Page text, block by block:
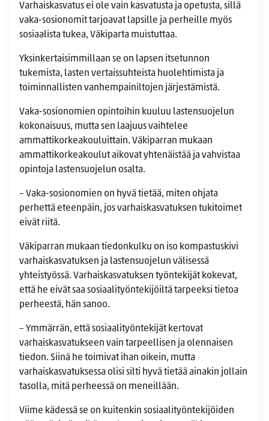
Varhaiskasvatus ei ole vain kasvatusta ja opetusta, sillä
vaka-sosionomit tarjoavat lapsille ja perheille myös
sosiaalista tukea, Väkiparta muistuttaa.
Yksinkertaisimmillaan se on lapsen itsetunnon
tukemista, lasten vertaissuhteista huolehtimista ja
toiminnallisten vanhempainiltojen järjestämistä.
Vaka-sosionomien opintoihin kuuluu lastensuojelun
kokonaisuus, mutta sen laajuus vaihtelee
ammattikorkeakouluittain. Väkiparran mukaan
ammattikorkeakoulut aikovat yhtenäistää ja vahvistaa
opintoja lastensuojelun osalta.
– Vaka-sosionomien on hyvä tietää, miten ohjata
perhettä eteenpäin, jos varhaiskasvatuksen tukitoimet
eivät riitä.
Väkiparran mukaan tiedonkulku on iso kompastuskivi
varhaiskasvatuksen ja lastensuojelun välisessä
yhteistyössä. Varhaiskasvatuksen työntekijät kokevat,
että he eivät saa sosiaalityöntekijöiltä tarpeeksi tietoa
perheestä, hän sanoo.
– Ymmärrän, että sosiaalityöntekijät kertovat
varhaiskasvatukseen vain tarpeellisen ja olennaisen
tiedon. Siinä he toimivat ihan oikein, mutta
varhaiskasvatuksessa olisi silti hyvä tietää ainakin jollain
tasolla, mitä perheessä on meneillään.
Viime kädessä se on kuitenkin sosiaalityöntekijöiden